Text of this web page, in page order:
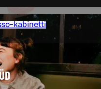
kabinetti